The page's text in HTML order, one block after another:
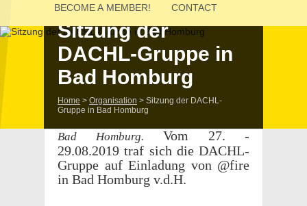
BECOME A MEMBER! CONTACT
Sitzung der
DACHL-Gruppe in
Bad Homburg
Home > Organisation > Sitzung der DACHL-
Gruppe in Bad Homburg
Bad Homburg.
Vom 27. -
29.08.2019 traf sich die DACHL-
Gruppe auf Einladung von @fire
in Bad Homburg v.d.H.